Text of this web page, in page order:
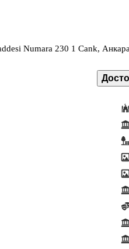
Numara 230 1 Cank,